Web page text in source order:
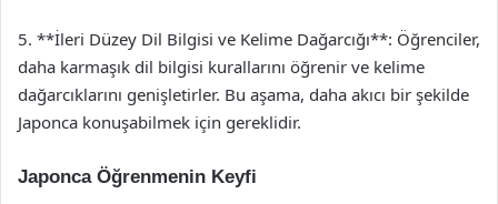
5. **İleri Düzey Dil Bilgisi ve Kelime Dağarcığı**: Öğrenciler,
daha karmaşık dil bilgisi kurallarını öğrenir ve kelime
dağarcıklarını genişletirler. Bu aşama, daha akıcı bir şekilde
Japonca konuşabilmek için gereklidir.
Japonca Öğrenmenin Keyfi